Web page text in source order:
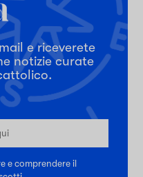
e riceverete
notizie curate
e comprendere il